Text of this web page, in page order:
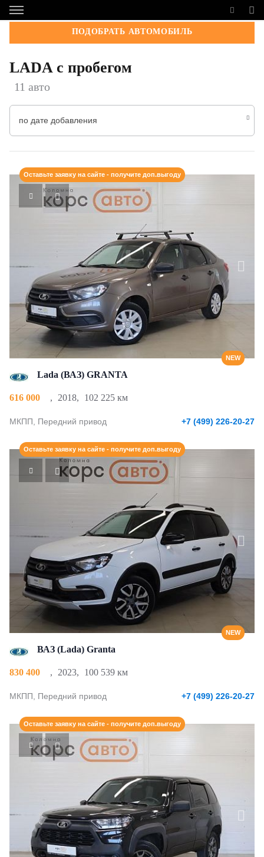
ПОДОБРАТЬ АВТОМОБИЛЬ
LADA с пробегом
11 авто
по дате добавления
NEW
Оставьте заявку на сайте - получите доп.выгоду
Lada (ВАЗ) GRANTA
616 000 , 2018, 102 225 км
МКПП, Передний привод +7 (499) 226-20-27
NEW
Оставьте заявку на сайте - получите доп.выгоду
ВАЗ (Lada) Granta
830 400 , 2023, 100 539 км
МКПП, Передний привод +7 (499) 226-20-27
Оставьте заявку на сайте - получите доп.выгоду